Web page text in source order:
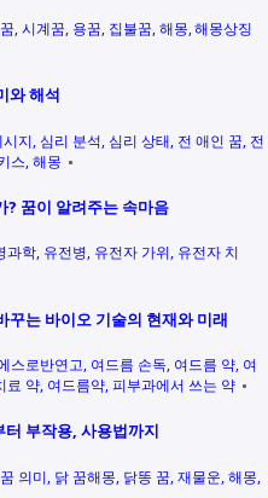
시계꿈 용꿈 집불꿈 해몽 해몽상징
와 해석
지 심리 분석 심리 상태 전 애인 꿈 전
스 해몽
? 꿈이 알려주는 속마음
과학 유전병 유전자 가위 유전자 치
꾸는 바이오 기술의 현재와 미래
스로반연고 여드름 손독 여드름 약 여
료 약 여드름약 피부과에서 쓰는 약
부작용, 사용법까지
의미 닭 꿈해몽 닭똥 꿈 재물운 해몽